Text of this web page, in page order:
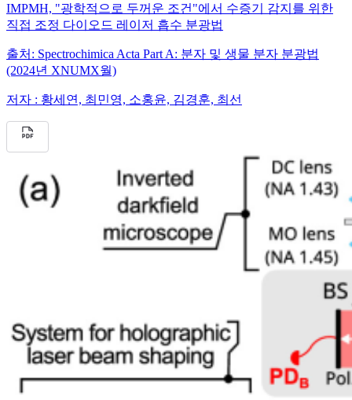
IMPMH, "광학적으로 두꺼운 조건"에서 수증기 감지를 위한
직접 조정 다이오드 레이저 흡수 분광법
출처: Spectrochimica Acta Part A: 분자 및 생물 분자 분광법
(2024년 XNUMX월)
저자 : 황세연, 최민영, 소홍윤, 김경훈, 최선